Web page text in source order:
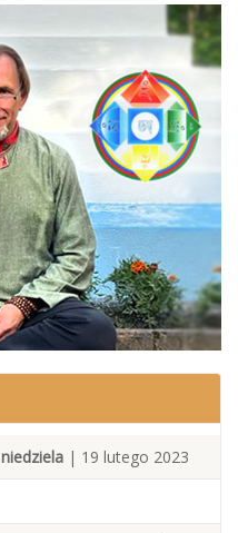
niedziela | 19 lutego 2023